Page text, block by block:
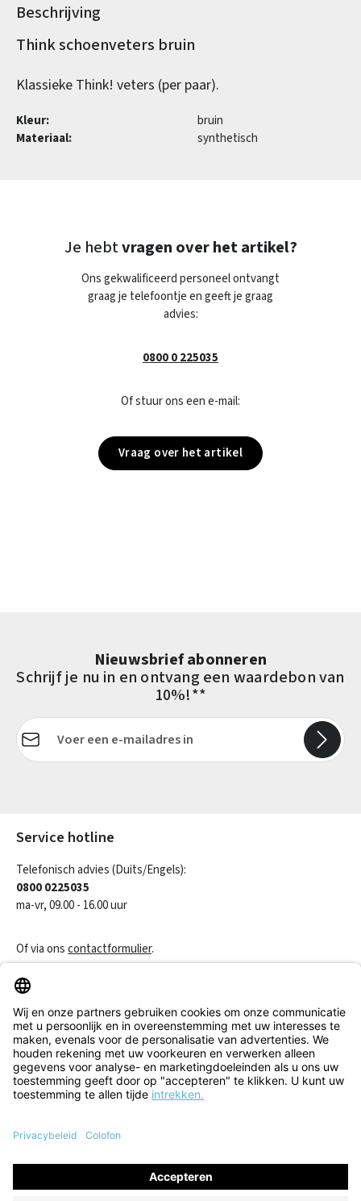
Beschrijving
Productinformatie
Think schoenveters bruin
Klassieke Think! veters (per paar).
Kleur:
bruin
Materiaal:
synthetisch
Je hebtvragen over het artikel?
Ons gekwalificeerd personeel ontvangt
graag je telefoontje en geeft je graag
advies:
0800 0 225035
Of stuur ons een e-mail:
Vraag over het artikel
Nieuwsbrief abonneren
Schrijf je nu in en ontvang een waardebon van
10%!**
E-mailadres*
Service hotline
Telefonisch advies (Duits/Engels):
0800 0225035
ma-vr, 09.00 - 16.00 uur
Of via onscontactformulier.
Klantenservice
Informatie